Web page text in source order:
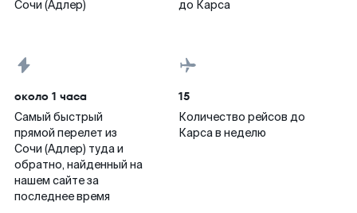
Сочи (Адлер)
до Карса
около 1 часа
Самый быстрый
прямой перелет из
Сочи (Адлер) туда и
обратно, найденный на
нашем сайте за
последнее время
15
Количество рейсов до
Карса в неделю